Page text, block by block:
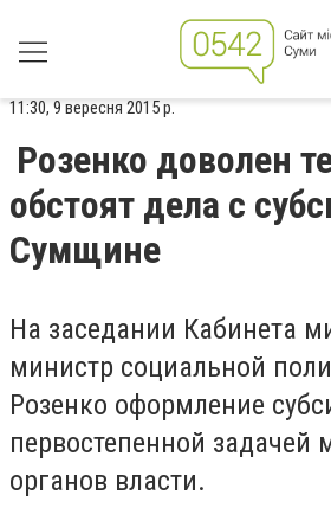
11:30, 9 вересня 2015 р.
Розенко доволен
обстоят дела с
Сумщине
На заседании Кабинета
министр социальной
Розенко оформление
первостепенной задачей
органов власти.